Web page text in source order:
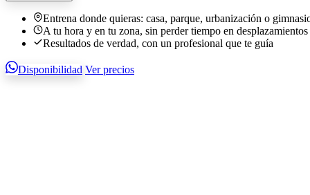
Entrena donde quieras: casa, parque, urbanización o
A tu hora y en tu zona, sin perder tiempo en desplazamientos
Resultados de verdad, con un profesional que te guía
Disponibilidad Ver precios